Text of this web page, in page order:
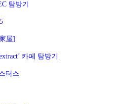
탐방기
屋]
카페 탐방기
터스